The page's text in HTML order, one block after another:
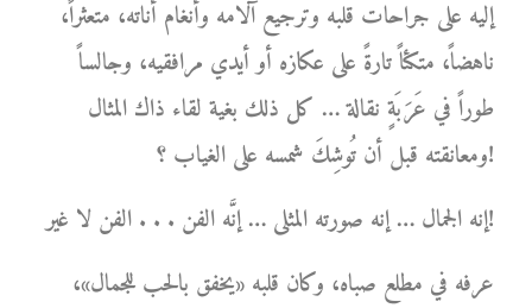
إليه على جراحات قلبه وترجيع آلامه وأنغام أناته، متعثراً،
ناهضاً، متكئاً تارةً على عكازه أو أيدي مرافقيه، وجالساً
طوراً في عَرَبَةٍ نقالة … كل ذلك بغية لقاء ذاك المثال
ومعانقته قبل أن تُوشِكَ شمسه على الغياب ؟!
إنه الجمال … إنه صورته المثلى … إنَّه الفن . . . الفن لا غير!
عرفه في مطلع صباه، وكان قلبه «يخفق بالحب للجمال»،